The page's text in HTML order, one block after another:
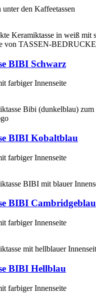
den Kaffeetassen
BIBI Schwarz
farbiger Innenseite
BIBI Kobaltblau
farbiger Innenseite
BIBI Cambridgeblau
farbiger Innenseite
BIBI Hellblau
farbiger Innenseite